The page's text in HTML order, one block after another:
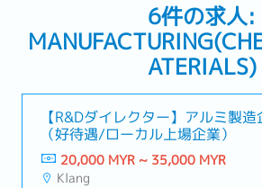
検索する
6件の求人:
ATERIALS)
【R&Dダイレクター】アルミ製造
（好待遇/ローカル上場企業）
20,000 MYR ~ 35,000 MYR
Klang